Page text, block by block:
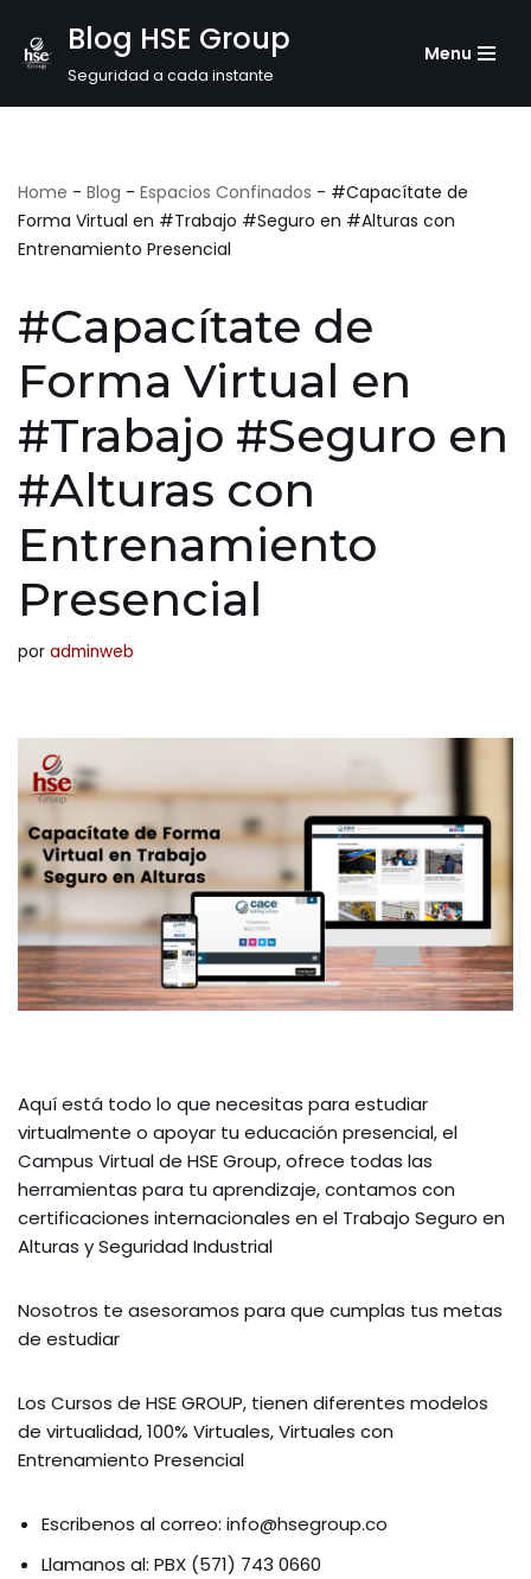
Saltar
Blog HSE Group
Seguridad a cada instante
Menu
Home - Blog - Espacios Confinados - #Capacítate de
Forma Virtual en #Trabajo #Seguro en #Alturas con
Entrenamiento Presencial
#Capacítate de
Forma Virtual en
#Trabajo #Seguro en
#Alturas con
Entrenamiento
Presencial
por adminweb
Aquí está todo lo que necesitas para estudiar
virtualmente o apoyar tu educación presencial, el
Campus Virtual de HSE Group, ofrece todas las
herramientas para tu aprendizaje, contamos con
certificaciones internacionales en el Trabajo Seguro en
Alturas y Seguridad Industrial
Nosotros te asesoramos para que cumplas tus metas
de estudiar
Los Cursos de HSE GROUP, tienen diferentes modelos
de virtualidad, 100% Virtuales, Virtuales con
Entrenamiento Presencial
Escribenos al correo: info@hsegroup.co
Llamanos al: PBX (571) 743 0660